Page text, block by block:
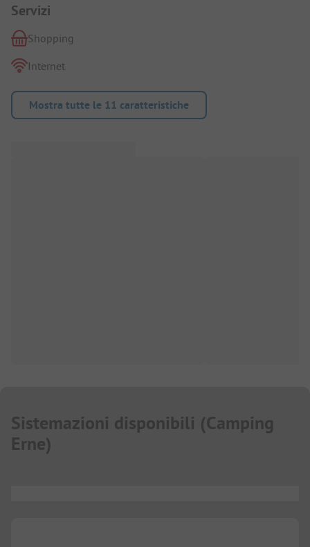
Servizi
Shopping
Internet
Mostra tutte le 11 caratteristiche
Sistemazioni disponibili (Camping
Erne)